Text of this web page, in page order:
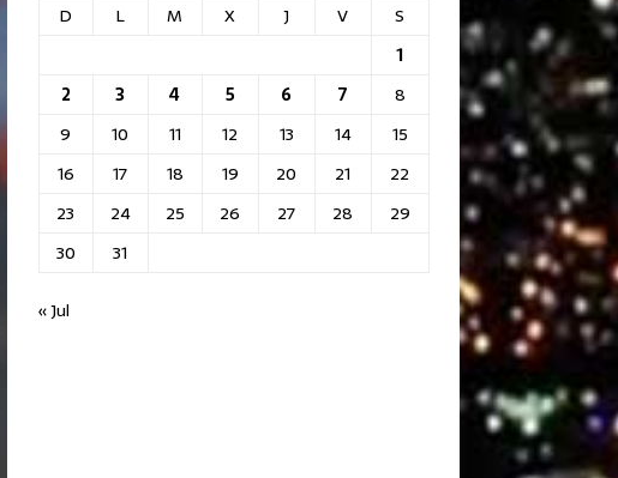
D
L M X J V
S
1
2
3 4 5 6 7
8
9
10 11 12 13 14
15
16
17 18 19 20 21
22
23
24 25 26 27 28
29
30
31
« Jul